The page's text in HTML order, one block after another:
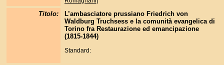
Titolo:
L’ambasciatore prussiano Friedrich von
Waldburg Truchsess e la comunità evangelica di
Torino fra Restaurazione ed emancipazione
(1815-1844)
Standard: